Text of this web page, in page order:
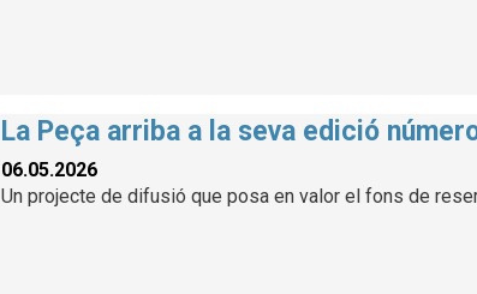
La Peça arriba a la seva edició
06.05.2026
Un projecte de difusió que posa en valor el fons de